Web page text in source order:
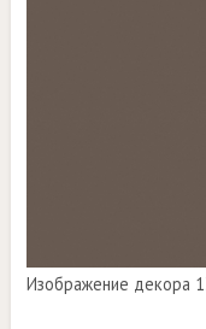
Изображение декора